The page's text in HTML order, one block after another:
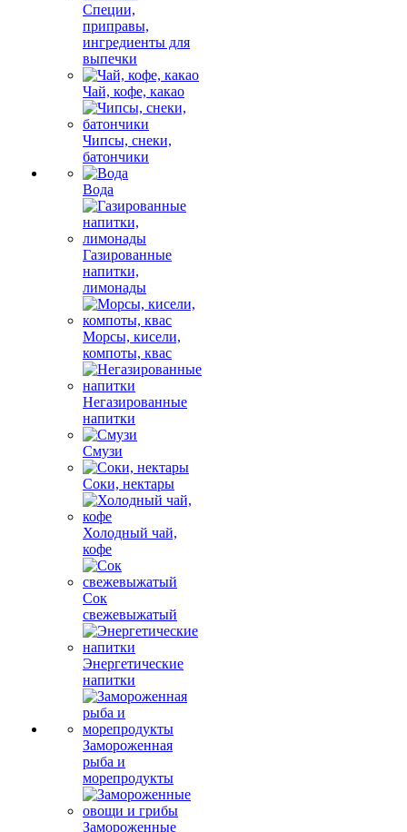
Специи,
приправы,
ингредиенты для
выпечки
Чай, кофе, какао
Чипсы, снеки,
батончики
Вода
Газированные
напитки,
лимонады
Морсы, кисели,
компоты, квас
Негазированные
напитки
Смузи
Соки, нектары
Холодный чай,
кофе
Сок
свежевыжатый
Энергетические
напитки
Замороженная
рыба и
морепродукты
Замороженные